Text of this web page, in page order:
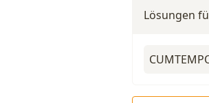
Lösungen